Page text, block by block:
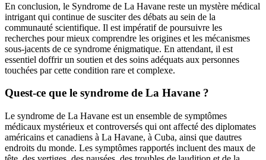
En conclusion, le Syndrome de La Havane reste un mystère médical
intrigant qui continue de susciter des débats au sein de la
communauté scientifique. Il est impératif de poursuivre les
recherches pour mieux comprendre les origines et les mécanismes
sous-jacents de ce syndrome énigmatique. En attendant, il est
essentiel doffrir un soutien et des soins adéquats aux personnes
touchées par cette condition rare et complexe.
Quest-ce que le syndrome de La Havane ?
Le syndrome de La Havane est un ensemble de symptômes
médicaux mystérieux et controversés qui ont affecté des diplomates
américains et canadiens à La Havane, à Cuba, ainsi que dautres
endroits du monde. Les symptômes rapportés incluent des maux de